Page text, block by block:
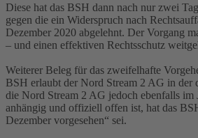
Diese hat das BSH dann nach nur zwei
gegen die ein Widerspruch nach
Dezember 2020 abgelehnt. Der Vorgang
– und einen effektiven Rechtsschutz
Weiterer Beleg für das zweifelhafte
BSH erlaubt der Nord Stream 2 AG in der
die Nord Stream 2 AG jedoch ebenfalls
anhängig und offiziell offen ist, hat das
Dezember vorgesehen“ sei.